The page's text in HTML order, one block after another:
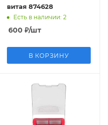
витая 874628
Есть в наличии: 2
600 ₽/шт
В КОРЗИНУ